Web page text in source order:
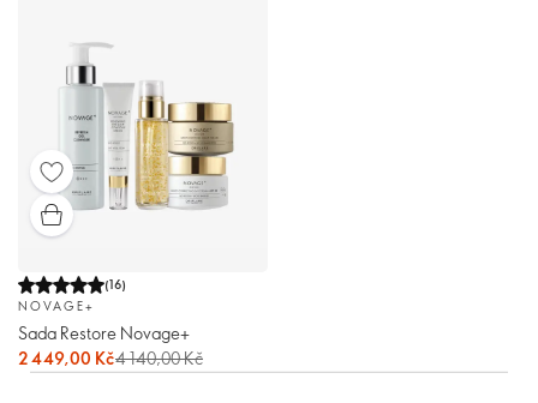
(16)
NOVAGE+
Sada Restore Novage+
2 449,00 Kč4 140,00 Kč